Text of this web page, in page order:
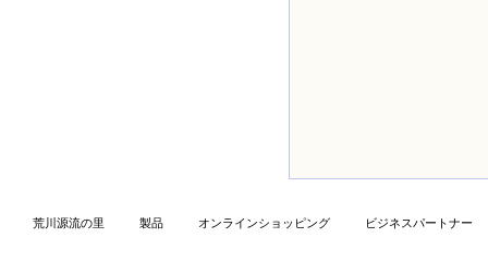
荒川源流の里 製品 オンラインショッピング ビジネスパートナー